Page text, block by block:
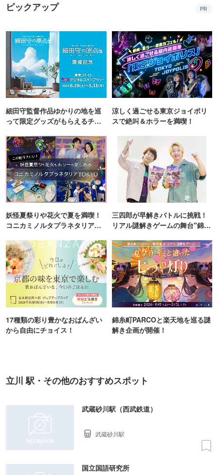
ピックアップ PR
細田守監督作品ゆかりの地を巡
って限定グッズがもらえるチャ
涼しく過ごせる東京ジョイポリ
スで絶叫＆ホラーを満喫！
妖怪夏祭りや花火で夏を満喫！
コニカミノルタプラネタリア
三四郎が早解きバトルに挑戦！
リアル謎解きゲームの舞台"錦糸
17種類の彩り豊かなおばんざい
から自由にチョイス！
錦糸町PARCOと楽天地を巡る謎
解き企画が開催！
立川 駅・その他のおすすめスポット
武蔵砂川駅（西武鉄道）
武蔵砂川駅
国立国語研究所